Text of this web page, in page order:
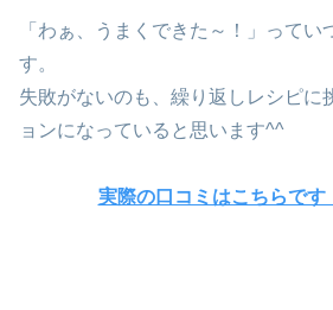
「わぁ、うまくできた～！」ってい
す。
失敗がないのも、繰り返しレシピに
ョンになっていると思います^^
実際の口コミはこちらです